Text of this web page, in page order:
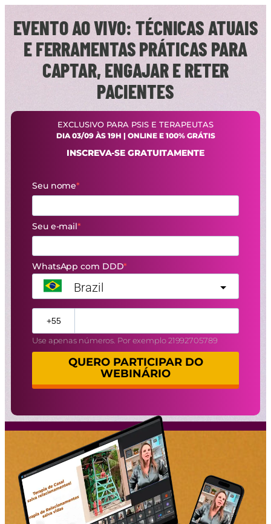
EVENTO AO VIVO: TÉCNICAS ATUAIS
E FERRAMENTAS PRÁTICAS PARA
CAPTAR, ENGAJAR E RETER
PACIENTES
EXCLUSIVO PARA PSIS E TERAPEUTAS
DIA 03/09 ÀS 19H | ONLINE E 100% GRÁTIS
INSCREVA-SE GRATUITAMENTE
Seu nome
Seu e-mail
WhatsApp com DDD
Brazil
Use apenas números. Por exemplo 21992705789
QUERO PARTICIPAR DO
WEBINÁRIO